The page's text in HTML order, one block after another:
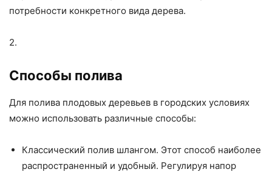
потребности конкретного вида дерева.
2.
Способы полива
Для полива плодовых деревьев в городских условиях
можно использовать различные способы:
Классический полив шлангом. Этот способ наиболее
распространенный и удобный. Регулируя напор